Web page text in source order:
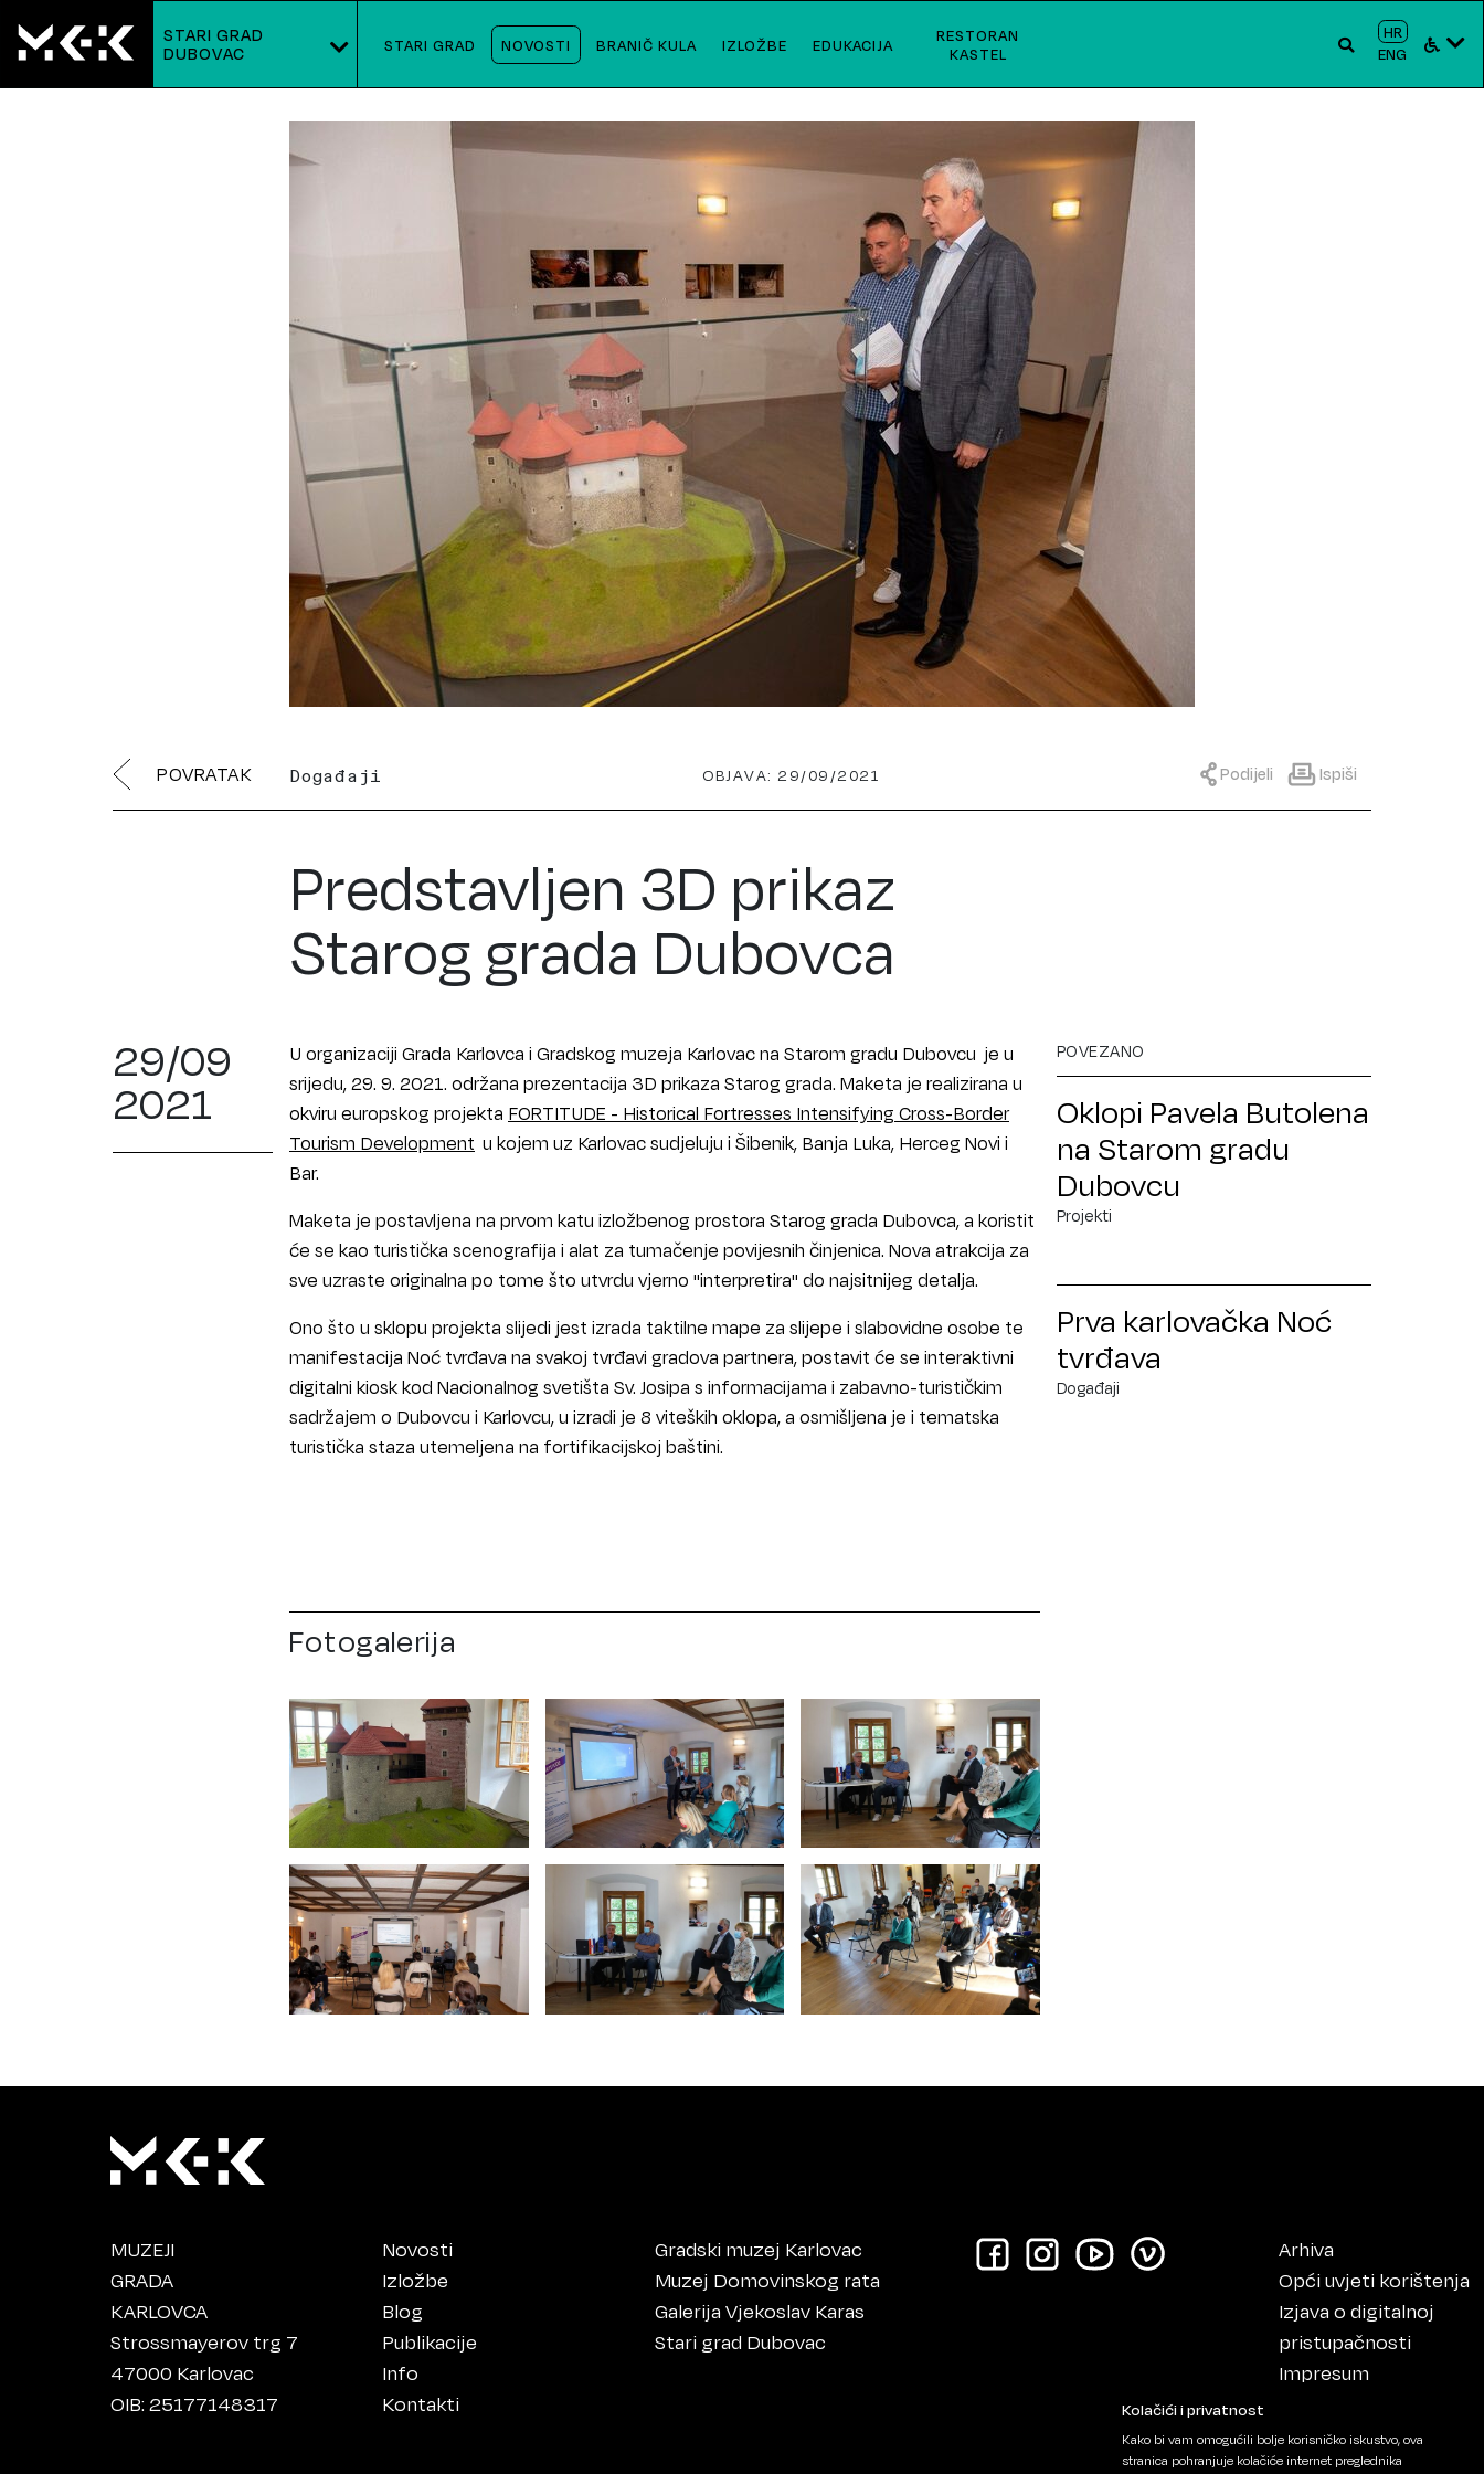
STARI GRAD
DUBOVAC
STARI GRAD NOVOSTI BRANIČ KULA IZLOŽBE EDUKACIJA
RESTORAN
KASTEL
HR
ENG
POVRATAK Događaji OBJAVA: 29/09/2021 Podijeli Ispiši
Predstavljen 3D prikaz
Starog grada Dubovca
29/09
2021
U organizaciji Grada Karlovca i Gradskog muzeja Karlovac na Starom gradu Dubovcu je u
srijedu, 29. 9. 2021. održana prezentacija 3D prikaza Starog grada. Maketa je realizirana u
okviru europskog projekta FORTITUDE - Historical Fortresses Intensifying Cross-Border
Tourism Development u kojem uz Karlovac sudjeluju i Šibenik, Banja Luka, Herceg Novi i
Bar.
Maketa je postavljena na prvom katu izložbenog prostora Starog grada Dubovca, a koristit
će se kao turistička scenografija i alat za tumačenje povijesnih činjenica. Nova atrakcija za
sve uzraste originalna po tome što utvrdu vjerno "interpretira" do najsitnijeg detalja.
Ono što u sklopu projekta slijedi jest izrada taktilne mape za slijepe i slabovidne osobe te
manifestacija Noć tvrđava na svakoj tvrđavi gradova partnera, postavit će se interaktivni
digitalni kiosk kod Nacionalnog svetišta Sv. Josipa s informacijama i zabavno-turističkim
sadržajem o Dubovcu i Karlovcu, u izradi je 8 viteških oklopa, a osmišljena je i tematska
turistička staza utemeljena na fortifikacijskoj baštini.
Fotogalerija
POVEZANO
Oklopi Pavela Butolena
na Starom gradu
Dubovcu
Projekti
Prva karlovačka Noć
tvrđava
Događaji
MUZEJI
GRADA
KARLOVCA
Strossmayerov trg 7
47000 Karlovac
OIB: 25177148317
Novosti
Izložbe
Blog
Publikacije
Info
Kontakti
Gradski muzej Karlovac
Muzej Domovinskog rata
Galerija Vjekoslav Karas
Stari grad Dubovac
Arhiva
Opći uvjeti korištenja
Izjava o digitalnoj
pristupačnosti
Impresum
Kolačići i privatnost
Kako bi vam omogućili bolje korisničko iskustvo, ova
stranica pohranjuje kolačiće internet preglednika